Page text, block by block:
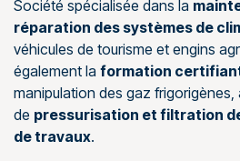
Société spécialisée dans la
réparation des systèmes de
véhicules de tourisme et engins
également la formation
manipulation des gaz frigorigènes,
de pressurisation et filtration
de travaux.